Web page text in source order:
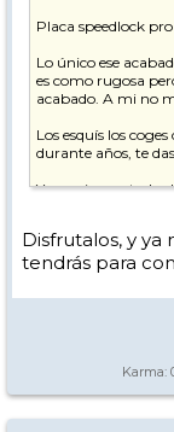
Placa speedlock
Lo único ese
es como rugosa
acabado. A mi no
Los esquís los
durante años, te
Y en mi caso, todas
Y no puedo decir
caso.
Disfrutalos, y ya
tendrás para
Karma: